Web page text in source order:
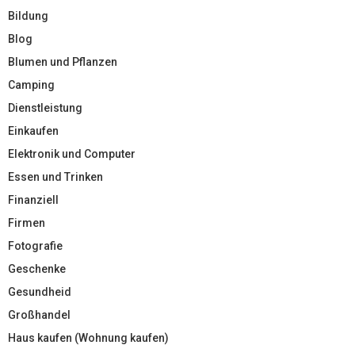
Bildung
Blog
Blumen und Pflanzen
Camping
Dienstleistung
Einkaufen
Elektronik und Computer
Essen und Trinken
Finanziell
Firmen
Fotografie
Geschenke
Gesundheid
Großhandel
Haus kaufen (Wohnung kaufen)